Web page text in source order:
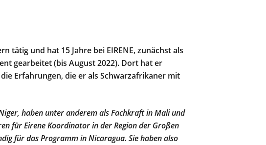
tätig und hat 15 Jahre bei EIRENE, zunächst als
gearbeitet (bis August 2022). Dort hat er
Erfahrungen, die er als Schwarzafrikaner mit
haben unter anderem als Fachkraft in Mali und
für Eirene Koordinator in der Region der Großen
für das Programm in Nicaragua. Sie haben also